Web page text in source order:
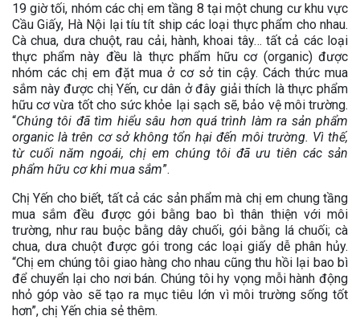
19 giờ tối, nhóm các chị em tầng 8 tại một chung cư khu vực
Cầu Giấy, Hà Nội lại tíu tít ship các loại thực phẩm cho nhau.
Cà chua, dưa chuột, rau cải, hành, khoai tây… tất cả các loại
thực phẩm này đều là thực phẩm hữu cơ (organic) được
nhóm các chị em đặt mua ở cơ sở tin cậy. Cách thức mua
sắm này được chị Yến, cư dân ở đây giải thích là thực phẩm
hữu cơ vừa tốt cho sức khỏe lại sạch sẽ, bảo vệ môi trường.
“Chúng tôi đã tìm hiểu sâu hơn quá trình làm ra sản phẩm
organic là trên cơ sở không tổn hại đến môi trường. Vì thế,
từ cuối năm ngoái, chị em chúng tôi đã ưu tiên các sản
phẩm hữu cơ khi mua sắm”.
Chị Yến cho biết, tất cả các sản phẩm mà chị em chung tầng
mua sắm đều được gói bằng bao bì thân thiện với môi
trường, như rau buộc bằng dây chuối, gói bằng lá chuối; cà
chua, dưa chuột được gói trong các loại giấy dễ phân hủy.
“Chị em chúng tôi giao hàng cho nhau cũng thu hồi lại bao bì
để chuyển lại cho nơi bán. Chúng tôi hy vọng mỗi hành động
nhỏ góp vào sẽ tạo ra mục tiêu lớn vì môi trường sống tốt
hơn”, chị Yến chia sẻ thêm.